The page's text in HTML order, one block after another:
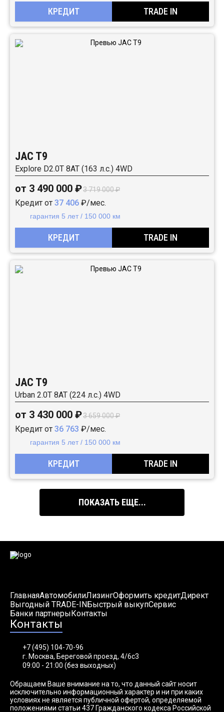
КРЕДИТ TRADE IN
JAC T9
Explore D2.0T 8AT (163 л.с.) 4WD
от 3 490 000 ₽3 719 000 ₽
Кредит от 37 406 ₽/мес.
гарантия 5 лет / 150 000 км
КРЕДИТ TRADE IN
JAC T9
Urban 2.0T 8AT (224 л.с.) 4WD
от 3 430 000 ₽3 659 000 ₽
Кредит от 36 763 ₽/мес.
гарантия 5 лет / 150 000 км
КРЕДИТ TRADE IN
ПОКАЗАТЬ ЕЩЕ...
ГлавнаяАвтомобилиЛизингОформить кредитДирект
Выгодный TRADE-INБыстрый выкупСервис
Банки партнерыКонтакты
Контакты
+7 (495) 104-70-96
г. Москва, Береговой проезд, 4/6с3
09:00 - 21:00 (без выходных)
Обращаем Ваше внимание на то, что данный сайт носит
исключительно информационный характер и ни при каких
условиях не является публичной офертой, определяемой
положениями статьи 437 Гражданского кодекса Российской